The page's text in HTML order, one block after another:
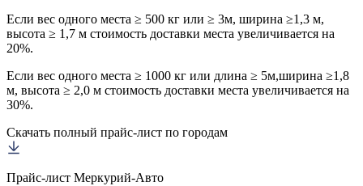
Если вес одного места ≥ 500 кг или ≥ 3м, ширина ≥1,3 м,
высота ≥ 1,7 м стоимость доставки места увеличивается на
20%.
Если вес одного места ≥ 1000 кг или длина ≥ 5м,ширина ≥1,8
м, высота ≥ 2,0 м стоимость доставки места увеличивается на
30%.
Скачать полный прайс-лист по городам
Прайс-лист Меркурий-Авто